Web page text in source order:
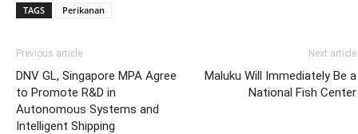
TAGS Perikanan
Previous article
DNV GL, Singapore MPA Agree
to Promote R&D in
Autonomous Systems and
Intelligent Shipping
Next article
Maluku Will Immediately Be a
National Fish Center